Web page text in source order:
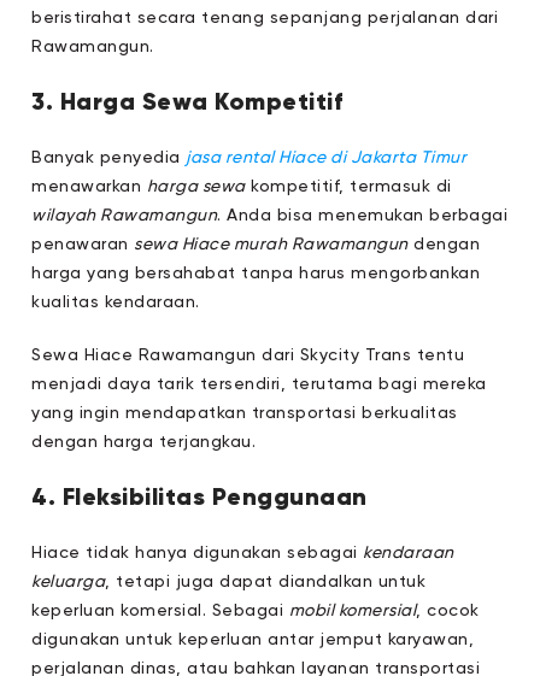
beristirahat secara tenang sepanjang perjalanan dari
Rawamangun.
3. Harga Sewa Kompetitif
Banyak penyedia jasa rental Hiace di Jakarta Timur
menawarkan harga sewakompetitif, termasuk di
wilayah Rawamangun. Anda bisa menemukan berbagai
penawaran sewa Hiace murah Rawamangundengan
harga yang bersahabat tanpa harus mengorbankan
kualitas kendaraan.
Sewa Hiace Rawamangun dari Skycity Trans tentu
menjadi daya tarik tersendiri, terutama bagi mereka
yang ingin mendapatkan transportasi berkualitas
dengan harga terjangkau.
4. Fleksibilitas Penggunaan
Hiace tidak hanya digunakan sebagai kendaraan
keluarga, tetapi juga dapat diandalkan untuk
keperluan komersial. Sebagai mobil komersial, cocok
digunakan untuk keperluan antar jemput karyawan,
perjalanan dinas, atau bahkan layanan transportasi